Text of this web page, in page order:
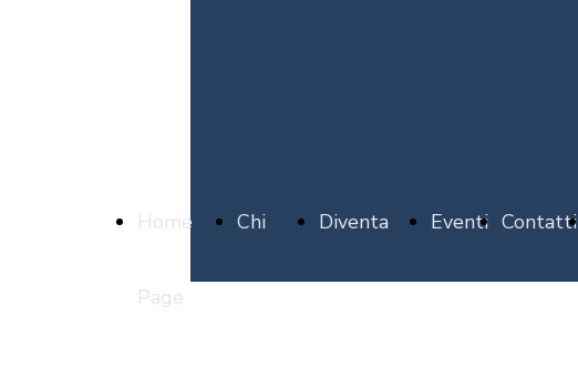
Home
Page
Chi Diventa Eventi Contatti